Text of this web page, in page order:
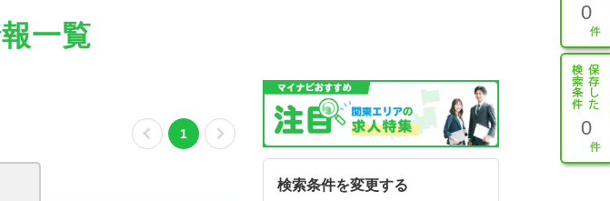
0
0
一覧
1
検索条件を変更する